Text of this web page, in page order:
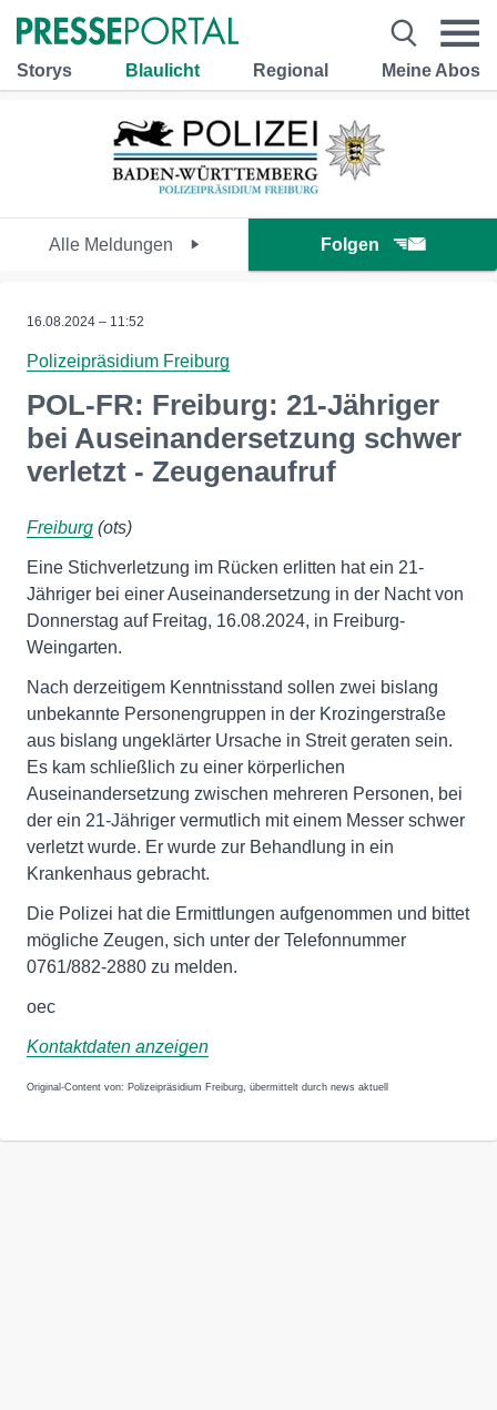
Storys Blaulicht Regional Meine Abos
Alle Meldungen Folgen
16.08.2024 – 11:52
Polizeipräsidium Freiburg
POL-FR: Freiburg: 21-Jähriger
bei Auseinandersetzung schwer
verletzt - Zeugenaufruf
Freiburg (ots)
Eine Stichverletzung im Rücken erlitten hat ein 21-
Jähriger bei einer Auseinandersetzung in der Nacht von
Donnerstag auf Freitag, 16.08.2024, in Freiburg-
Weingarten.
Nach derzeitigem Kenntnisstand sollen zwei bislang
unbekannte Personengruppen in der Krozingerstraße
aus bislang ungeklärter Ursache in Streit geraten sein.
Es kam schließlich zu einer körperlichen
Auseinandersetzung zwischen mehreren Personen, bei
der ein 21-Jähriger vermutlich mit einem Messer schwer
verletzt wurde. Er wurde zur Behandlung in ein
Krankenhaus gebracht.
Die Polizei hat die Ermittlungen aufgenommen und bittet
mögliche Zeugen, sich unter der Telefonnummer
0761/882-2880 zu melden.
oec
Kontaktdaten anzeigen
Original-Content von: Polizeipräsidium Freiburg, übermittelt durch news aktuell